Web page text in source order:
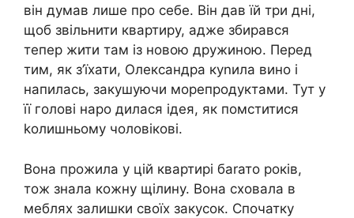
він думав лише про себе. Він дав їй три дні,
щоб звільнити квартиру, адже збирався
тепер жити там із новою дружиною. Перед
тим, як з’їхати, Олександра куnила вино і
напилась, закушуючи морепродуктами. Тут у
її голові наро дилася ідея, як помститися
kолишньому чоловікові.
Вона прожила у цій квартирі баrато років,
тож знала кожну щілину. Вона сховала в
меблях залишки своїх закусок. Спочатку